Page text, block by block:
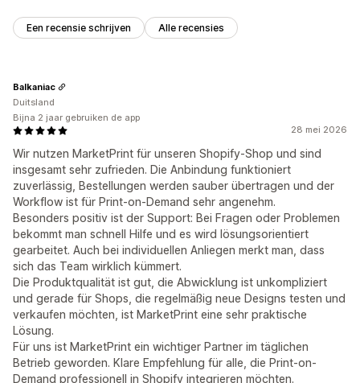
Een recensie schrijven Alle recensies
28 mei 2026
Wir nutzen MarketPrint für unseren Shopify-Shop und sind
insgesamt sehr zufrieden. Die Anbindung funktioniert
zuverlässig, Bestellungen werden sauber übertragen und der
Workflow ist für Print-on-Demand sehr angenehm.
Besonders positiv ist der Support: Bei Fragen oder Problemen
bekommt man schnell Hilfe und es wird lösungsorientiert
gearbeitet. Auch bei individuellen Anliegen merkt man, dass
sich das Team wirklich kümmert.
Die Produktqualität ist gut, die Abwicklung ist unkompliziert
und gerade für Shops, die regelmäßig neue Designs testen und
verkaufen möchten, ist MarketPrint eine sehr praktische
Lösung.
Für uns ist MarketPrint ein wichtiger Partner im täglichen
Betrieb geworden. Klare Empfehlung für alle, die Print-on-
Demand professionell in Shopify integrieren möchten.
Balkaniac
Duitsland
Bijna 2 jaar gebruiken de app